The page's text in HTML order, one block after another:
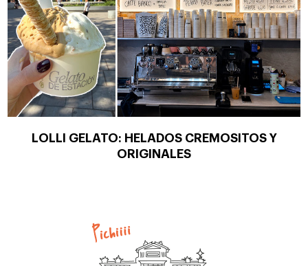
LOLLI GELATO: HELADOS CREMOSITOS Y
ORIGINALES